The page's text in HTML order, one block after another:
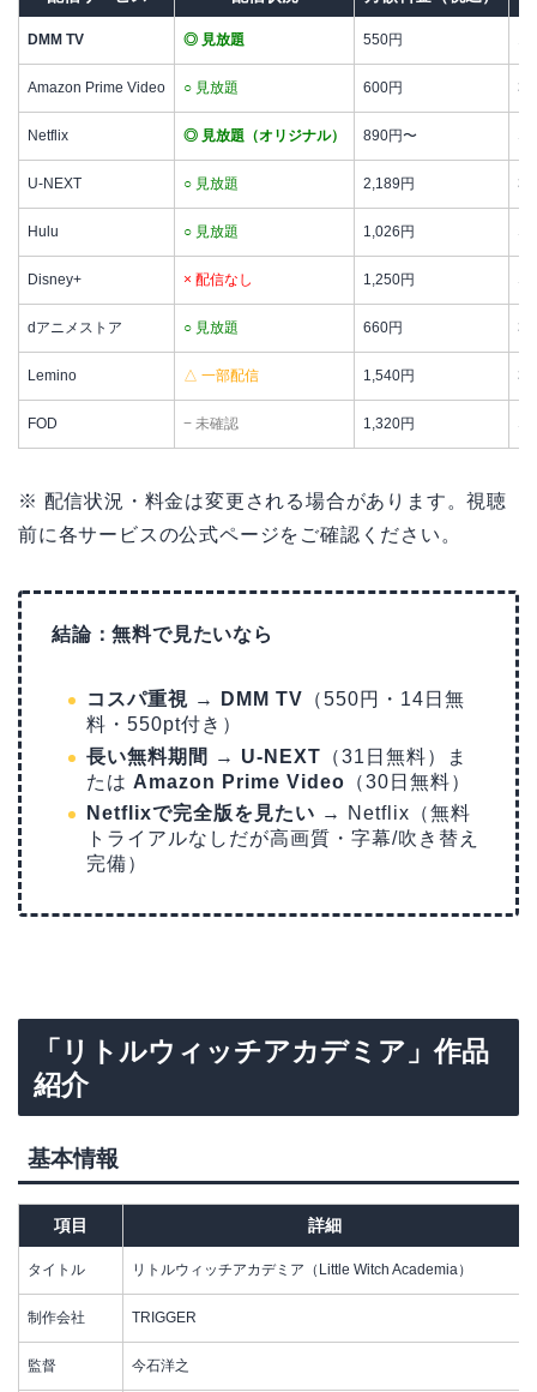
DMM TV ◎ 見放題 550円
Amazon Prime Video ○ 見放題 600円 30
Netflix ◎ 見放題（オリジナル） 890円〜 な
U-NEXT ○ 見放題 2,189円 31
Hulu ○ 見放題 1,026円 な
Disney+ × 配信なし 1,250円 な
dアニメストア ○ 見放題 660円 31
Lemino △ 一部配信 1,540円 31
FOD − 未確認 1,320円 な
※ 配信状況・料金は変更される場合があります。視聴
前に各サービスの公式ページをご確認ください。
結論：無料で見たいなら
コスパ重視 → DMM TV （550円・14日無
料・550pt付き）
長い無料期間
→ U-NEXT （31日無料）ま
たは Amazon Prime Video （30日無料）
Netflixで完全版を見たい → Netflix（無料
トライアルなしだが高画質・字幕/吹き替え
完備）
「リトルウィッチアカデミア」作品
紹介
基本情報
項目 詳細
タイトル リトルウィッチアカデミア（Little Witch Academia）
制作会社 TRIGGER
監督 今石洋之